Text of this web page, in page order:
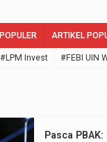
ARTIKEL
#LPM Invest #FEBI UIN
Pasca